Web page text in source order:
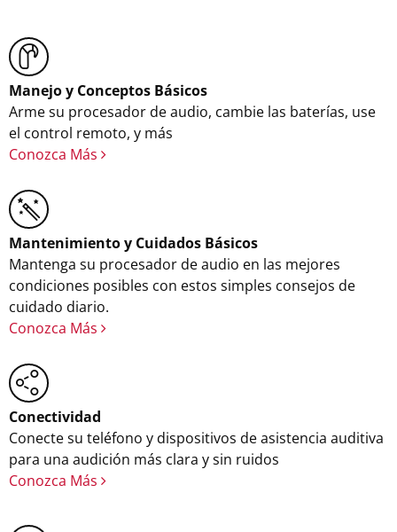
Manejo y Conceptos Básicos
Arme su procesador de audio, cambie las baterías, use
el control remoto, y más
Conozca Más
Mantenimiento y Cuidados Básicos
Mantenga su procesador de audio en las mejores
condiciones posibles con estos simples consejos de
cuidado diario.
Conozca Más
Conectividad
Conecte su teléfono y dispositivos de asistencia auditiva
para una audición más clara y sin ruidos
Conozca Más